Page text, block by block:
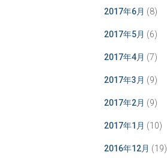
2017年6月 (8)
2017年5月 (6)
2017年4月 (7)
2017年3月 (9)
2017年2月 (9)
2017年1月 (10)
2016年12月 (19)